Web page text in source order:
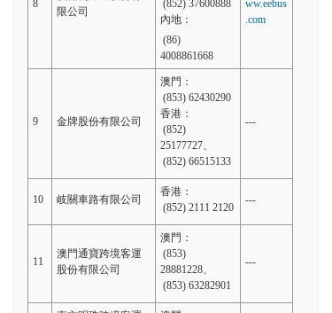
8
限公司
(852) 37600888
內地：
(86)
4008861668
ww.eebus
.com
9 金牌股份有限公司
澳門：
(853) 62430290
香港：
(852)
25177727、
(852) 66515133
---
10 岐關車路有限公司
香港：
(852) 2111 2120
---
11
澳門通寶跨境客運
股份有限公司
澳門：
(853)
28881228、
(853) 63282901
---